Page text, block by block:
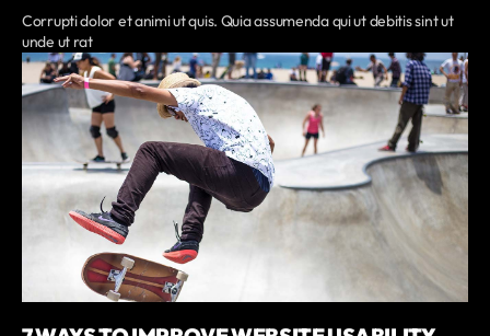
Corrupti dolor et animi ut quis. Quia assumenda qui ut debitis sint ut
unde ut rat